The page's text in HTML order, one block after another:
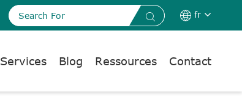
  fr
Services Blog Ressources Contact